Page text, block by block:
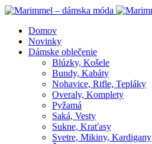
Domov
Novinky
Dámske oblečenie
Blúzky, Košele
Bundy, Kabáty
Nohavice, Rifle, Tepláky
Overaly, Komplety
Pyžamá
Saká, Vesty
Sukne, Kraťasy
Svetre, Mikiny, Kardigany